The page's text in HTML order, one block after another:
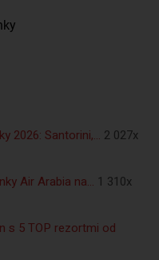
2026: Santorini,… 2 027x
Air Arabia na… 1 310x
s 5 TOP rezortmi od